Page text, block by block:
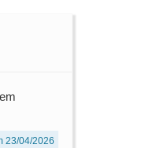
23/04/2026